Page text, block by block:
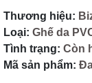
Thương hiệu:
Loại: Ghế da
Tình trạng: Còn
Mã sản phẩm: